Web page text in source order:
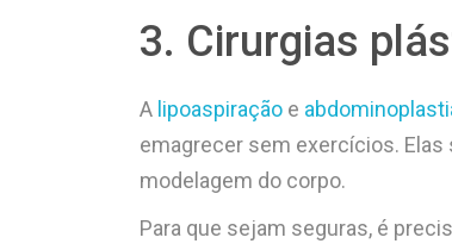
3. Cirurgias
A lipoaspiração e
emagrecer sem exercícios. Elas
modelagem do corpo.
Para que sejam seguras, é